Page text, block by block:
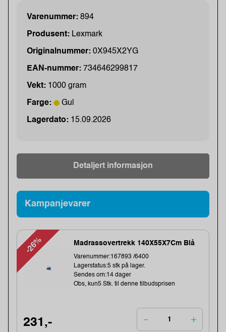
Varenummer: 894
Produsent: Lexmark
Originalnummer: 0X945X2YG
EAN-nummer: 734646299817
Vekt: 1000 gram
Farge: Gul
Lagerdato: 15.09.2026
Detaljert informasjon
Kampanjevarer
-26% Madrassovertrekk 140X55X7Cm Blå
Varenummer:167893 /6400
Lagerstatus:5 stk på lager.
Sendes om:14 dager
Obs, kun5 Stk. til denne tilbudsprisen
231,-